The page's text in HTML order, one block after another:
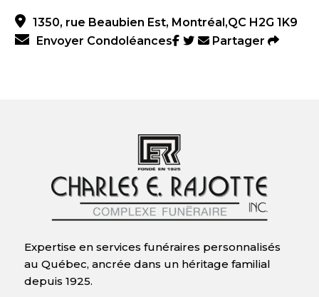
1350, rue Beaubien Est, Montréal,QC H2G 1K9
Envoyer Condoléances
Partager
Expertise en services funéraires personnalisés
au Québec, ancrée dans un héritage familial
depuis 1925.